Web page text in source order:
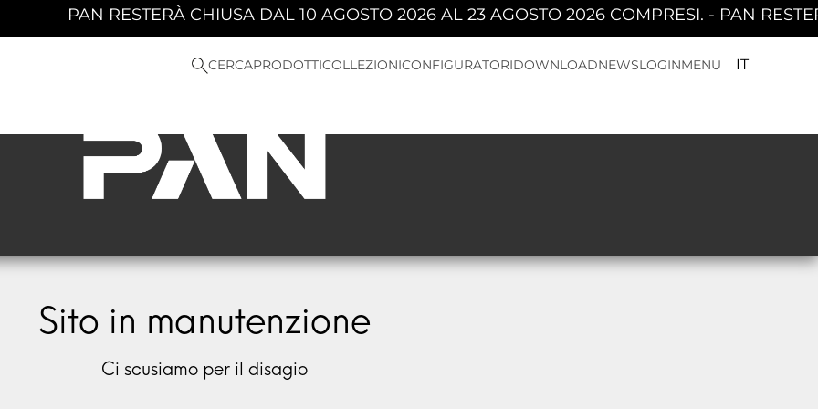
Sito in manutenzione
Ci scusiamo per il disagio
RESTERÀ CHIUSA DAL 10 AGOSTO 2026 AL 23 AGOSTO 2026 COMPRESI. - PAN RESTERÀ
CERCAPRODOTTICOLLEZIONICONFIGURATORIDOWNLOADNEWSLOGINMENU IT